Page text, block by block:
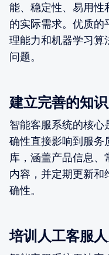
能、稳定性、易用性
的实际需求。优质的
理能力和机器学习算
问题。
建立完善的知
智能客服系统的核心
确性直接影响到服务
库，涵盖产品信息
内容，并定期更新和
确性。
培训人工客服